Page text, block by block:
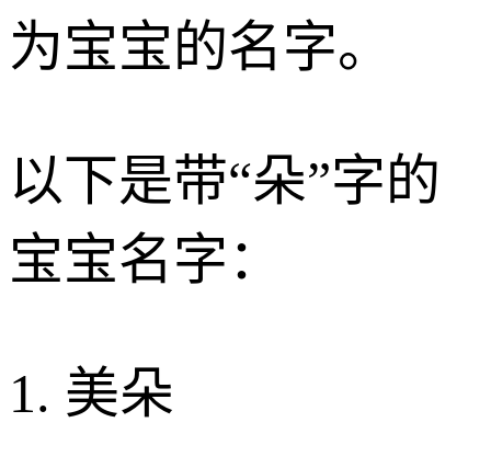
为宝宝的名字。
以下是带“朵”字的
宝宝名字：
1. 美朵